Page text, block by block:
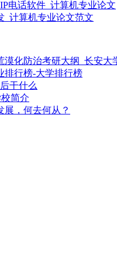
电话软件_计算机专业论文
_计算机专业论文范文
漠化防治考研大纲_长安大
排行榜-大学排行榜
干什么
简介
展，何去何从？